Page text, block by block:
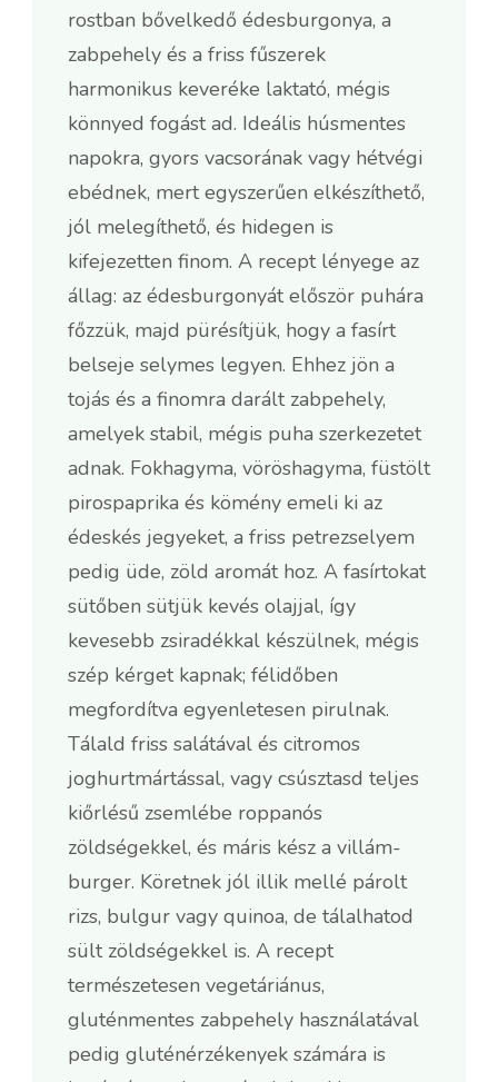
rostban bővelkedő édesburgonya, a
zabpehely és a friss fűszerek
harmonikus keveréke laktató, mégis
könnyed fogást ad. Ideális húsmentes
napokra, gyors vacsorának vagy hétvégi
ebédnek, mert egyszerűen elkészíthető,
jól melegíthető, és hidegen is
kifejezetten finom. A recept lényege az
állag: az édesburgonyát először puhára
főzzük, majd pürésítjük, hogy a fasírt
belseje selymes legyen. Ehhez jön a
tojás és a finomra darált zabpehely,
amelyek stabil, mégis puha szerkezetet
adnak. Fokhagyma, vöröshagyma, füstölt
pirospaprika és kömény emeli ki az
édeskés jegyeket, a friss petrezselyem
pedig üde, zöld aromát hoz. A fasírtokat
sütőben sütjük kevés olajjal, így
kevesebb zsiradékkal készülnek, mégis
szép kérget kapnak; félidőben
megfordítva egyenletesen pirulnak.
Tálald friss salátával és citromos
joghurtmártással, vagy csúsztasd teljes
kiőrlésű zsemlébe roppanós
zöldségekkel, és máris kész a villám-
burger. Köretnek jól illik mellé párolt
rizs, bulgur vagy quinoa, de tálalhatod
sült zöldségekkel is. A recept
természetesen vegetáriánus,
gluténmentes zabpehely használatával
pedig gluténérzékenyek számára is